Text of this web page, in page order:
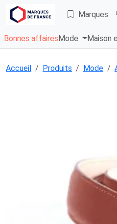
Marques
Bonnes affaires Mode Maison
Accueil Produits Mode